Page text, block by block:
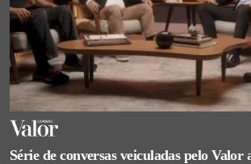
Série de conversas veiculadas pelo Valor